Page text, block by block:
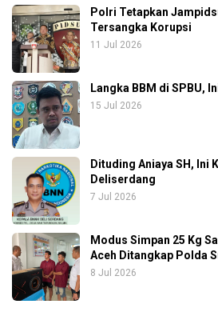
Polri Tetapkan
Tersangka Korupsi
11 Jul 2026
Langka BBM di SPBU,
15 Jul 2026
Dituding Aniaya SH, Ini
Deliserdang
7 Jul 2026
Modus Simpan 25 Kg
Aceh Ditangkap Polda
8 Jul 2026